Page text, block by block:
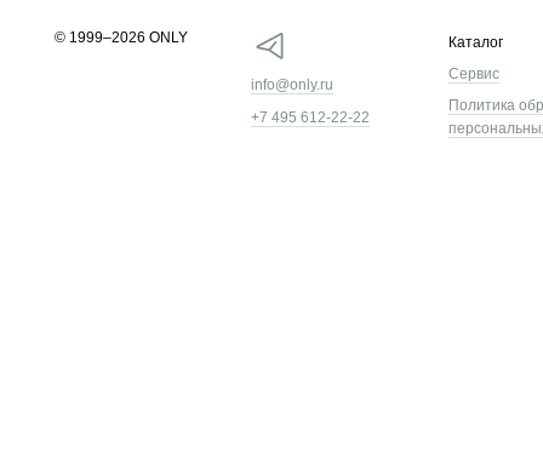
© 1999–2026 ONLY
info@only.ru
+7 495 612-22-22
Каталог
Сервис
Политика